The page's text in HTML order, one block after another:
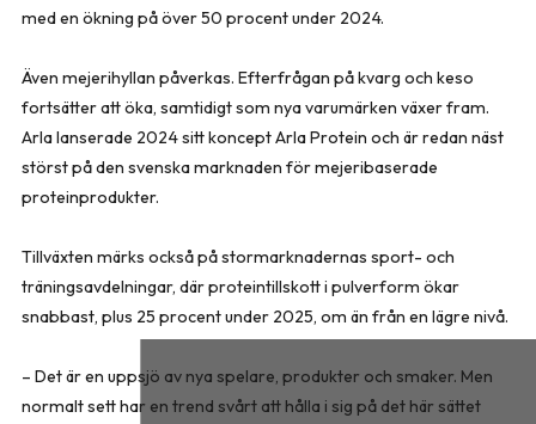
med en ökning på över 50 procent under 2024.
Även mejerihyllan påverkas. Efterfrågan på kvarg och keso
fortsätter att öka, samtidigt som nya varumärken växer fram.
Arla lanserade 2024 sitt koncept Arla Protein och är redan näst
störst på den svenska marknaden för mejeribaserade
proteinprodukter.
Tillväxten märks också på stormarknadernas sport- och
träningsavdelningar, där proteintillskott i pulverform ökar
snabbast, plus 25 procent under 2025, om än från en lägre nivå.
– Det är en uppsjö av nya spelare, produkter och smaker. Men
normalt sett har en trend svårt att hålla i sig på det här sättet